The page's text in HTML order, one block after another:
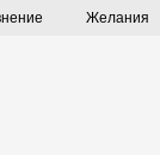
Желания